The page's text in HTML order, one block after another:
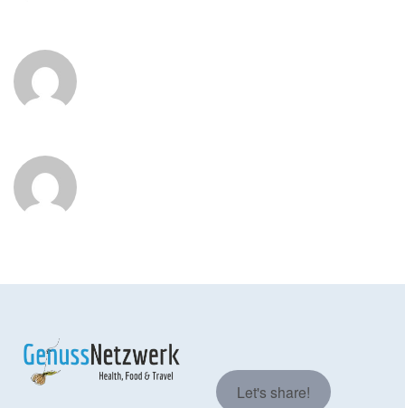
Let's share!